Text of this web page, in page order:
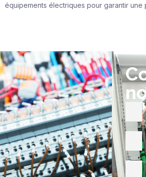
équipements électriques pour garantir une